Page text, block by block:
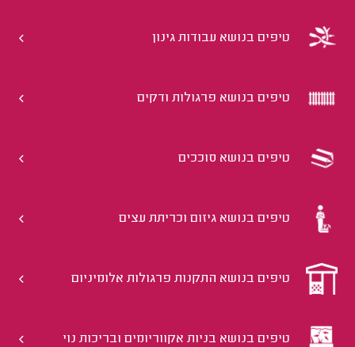
טיפים בנושא עבודות גינון
טיפים בנושא פרגולות ודקים
טיפים בנושא סוככים
טיפים בנושא גיזום וכריתת עצים
טיפים בנושא התקנות פרגולות אלומיניום
טיפים בנושא בניות אקווריומים ובריכות נוי